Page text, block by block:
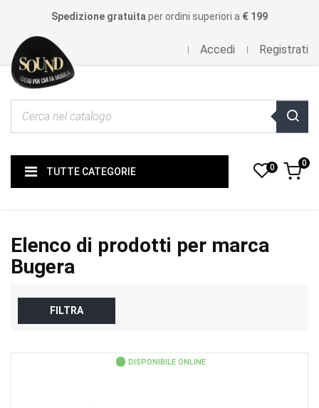
Spedizione gratuita per ordini superiori a € 199
Accedi Registrati
TUTTE CATEGORIE 0 0
Elenco di prodotti per marca
Bugera
FILTRA
DISPONIBILE ONLINE